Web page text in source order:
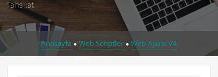
Tahsilat
Anasayfa ● Web Scriptler ● Web Ajans V4